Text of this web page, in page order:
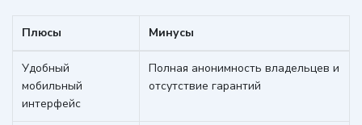
Плюсы Минусы
Удобный
мобильный
интерфейс
Полная анонимность владельцев и
отсутствие гарантий